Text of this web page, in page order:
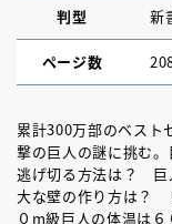
判型 新
ページ数
累計300万部のベスト
撃の巨人の謎に挑む
逃げ切る方法は？ 巨
大な壁の作り方は？
０m級巨人の体温は